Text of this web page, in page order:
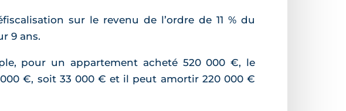
sur le revenu de l’ordre de 11 % du
9 ans.
pour un appartement acheté 520 000 €, le
€, soit 33 000 € et il peut amortir 220 000 €